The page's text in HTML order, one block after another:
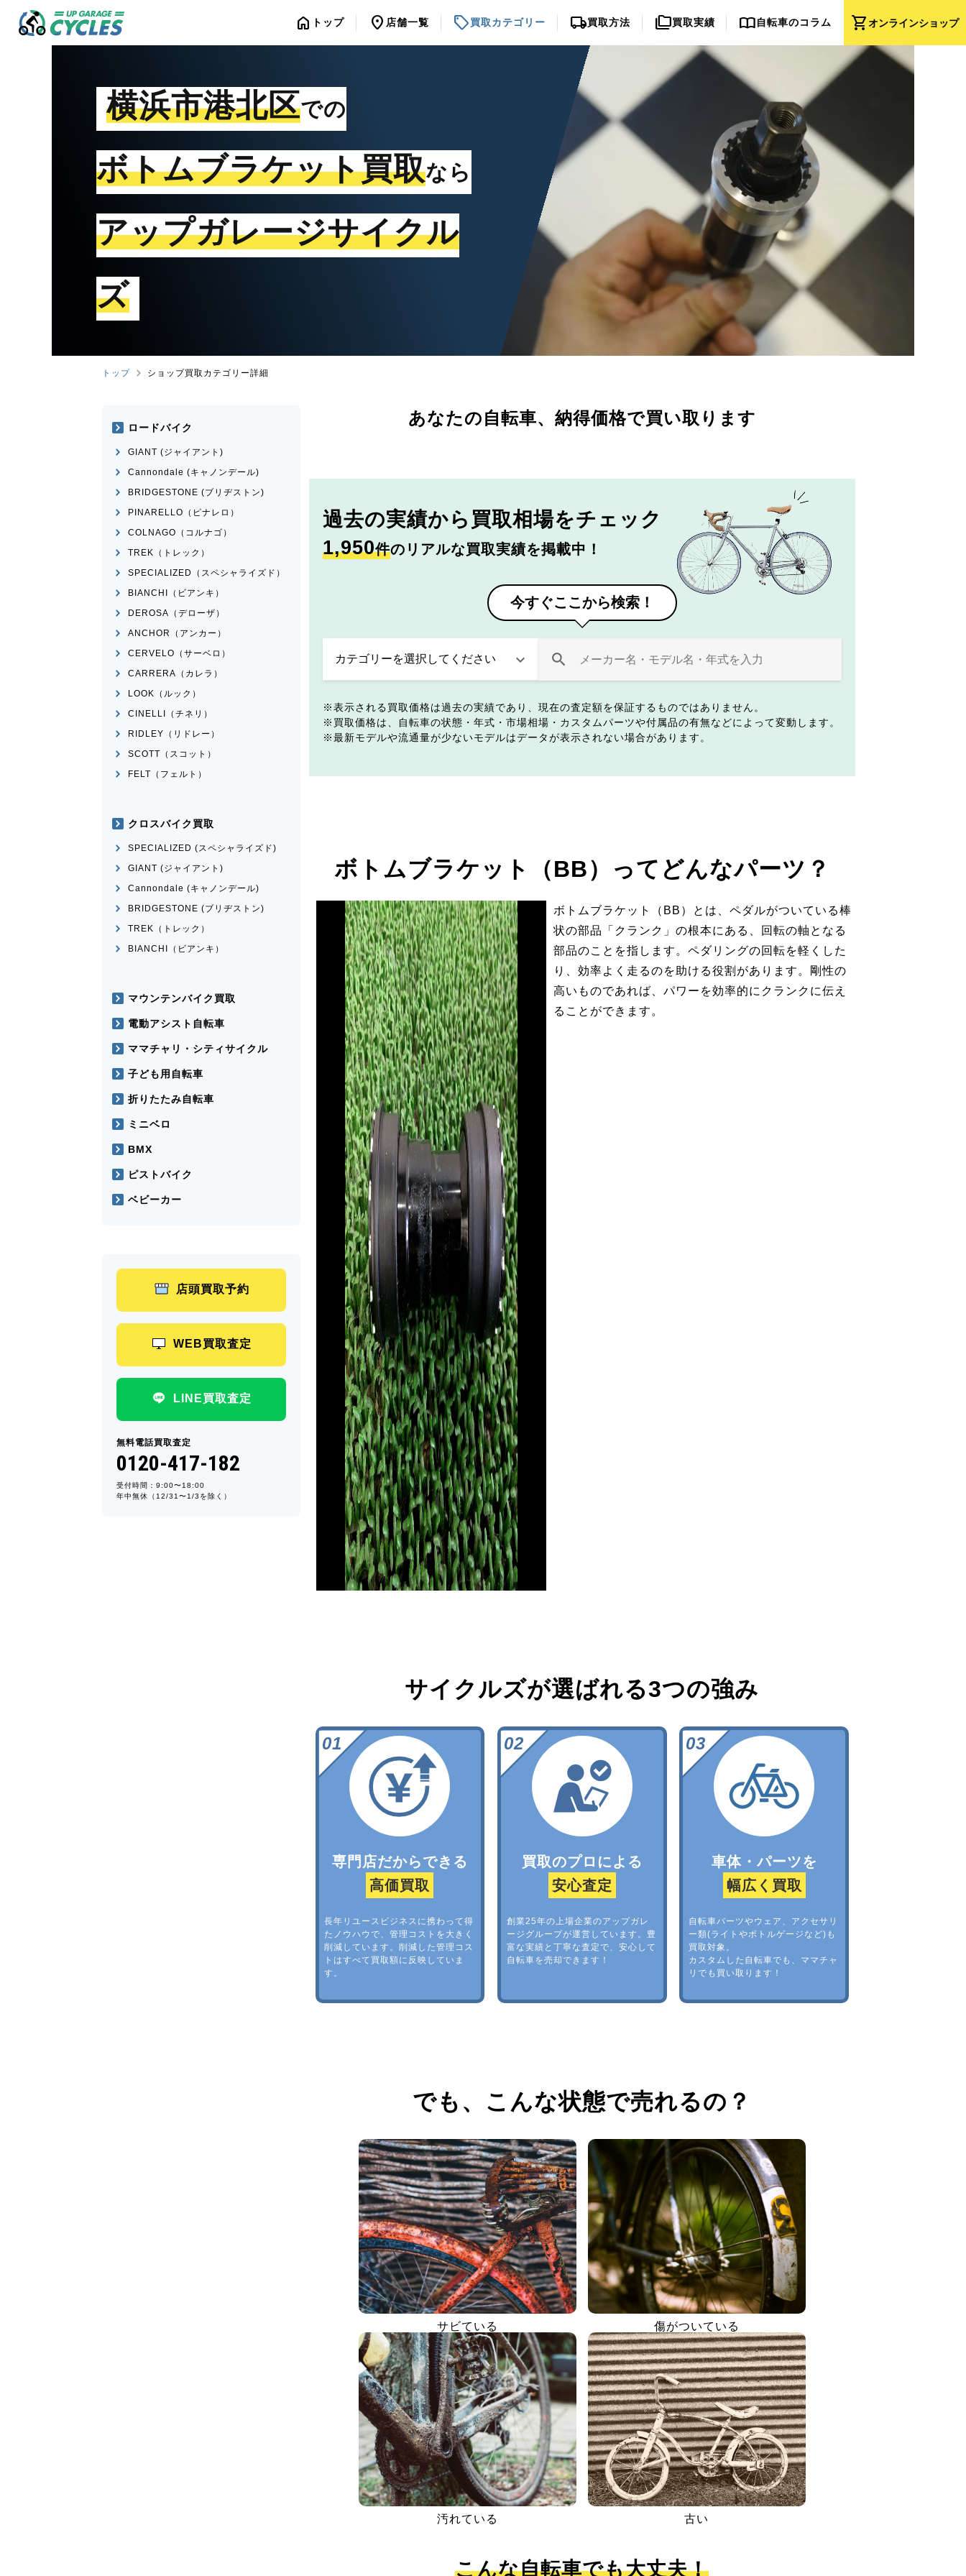
shopping_cartオンラインショップ
home トップ location_on 店舗一覧 sell買取カテゴリー local_shipping買取方法 folder_copy買取実績 import_contacts自転車のコラム
横浜市港北区での
ボトムブラケット買取なら
アップガレージサイクル
ズ
トップ ショップ買取カテゴリー詳細
あなたの自転車、 納得価格で買い取ります
過去の実績から 買取相場をチェック
1,950件のリアルな買取実績を掲載中！
今すぐここから検索！
表示される買取価格は過去の実績であり、現在の査定額を保証するものではありません。
買取価格は、自転車の状態・年式・市場相場・カスタムパーツや付属品の有無などによって変動します。
最新モデルや流通量が少ないモデルはデータが表示されない場合があります。
ボトムブラケット（BB）ってどんなパーツ？
ボトムブラケット（BB）とは、ペダルがついている棒
状の部品「クランク」の根本にある、回転の軸となる
部品のことを指します。ペダリングの回転を軽くした
り、効率よく走るのを助ける役割があります。剛性の
高いものであれば、パワーを効率的にクランクに伝え
ることができます。
サイクルズが選ばれる3つの強み
専門店だからできる
高価買取
長年リユースビジネスに携わって得
たノウハウで、管理コストを大きく
削減しています。削減した管理コス
トはすべて買取額に反映していま
す。
買取のプロによる
安心査定
創業25年の上場企業のアップガレ
ージグループが運営しています。豊
富な実績と丁寧な査定で、安心して
自転車を売却できます！
車体・パーツを
幅広く買取
自転車パーツやウェア、アクセサリ
ー類(ライトやボトルゲージなど)も
買取対象。
カスタムした自転車でも、ママチャ
リでも買い取ります！
でも、 こんな状態で売れるの？
サビている 傷がついている
汚れている 古い
こんな自転車でも大丈夫！
ロードバイク
GIANT (ジャイアント)
Cannondale (キャノンデール)
BRIDGESTONE (ブリヂストン)
PINARELLO（ピナレロ）
COLNAGO（コルナゴ）
TREK（トレック）
SPECIALIZED（スペシャライズド）
BIANCHI（ビアンキ）
DEROSA（デローザ）
ANCHOR（アンカー）
CERVELO（サーベロ）
CARRERA（カレラ）
LOOK（ルック）
CINELLI（チネリ）
RIDLEY（リドレー）
SCOTT（スコット）
FELT（フェルト）
クロスバイク買取
SPECIALIZED (スペシャライズド)
GIANT (ジャイアント)
Cannondale (キャノンデール)
BRIDGESTONE (ブリヂストン)
TREK（トレック）
BIANCHI（ビアンキ）
マウンテンバイク買取
電動アシスト自転車
ママチャリ・シティサイクル
子ども用自転車
折りたたみ自転車
ミニベロ
BMX
ピストバイク
ベビーカー
店頭買取予約
WEB買取査定
LINE買取査定
無料電話買取査定
0120-417-182
受付時間：9:00〜18:00
年中無休（12/31〜1/3を除く）